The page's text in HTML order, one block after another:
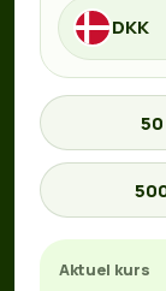
DKK
50
Aktuel kurs